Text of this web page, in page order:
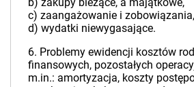
c) zaangażowanie i zobowiązania,
d) wydatki niewygasające.
6. Problemy ewidencji kosztów
finansowych, pozostałych
m.in.: amortyzacja, koszty